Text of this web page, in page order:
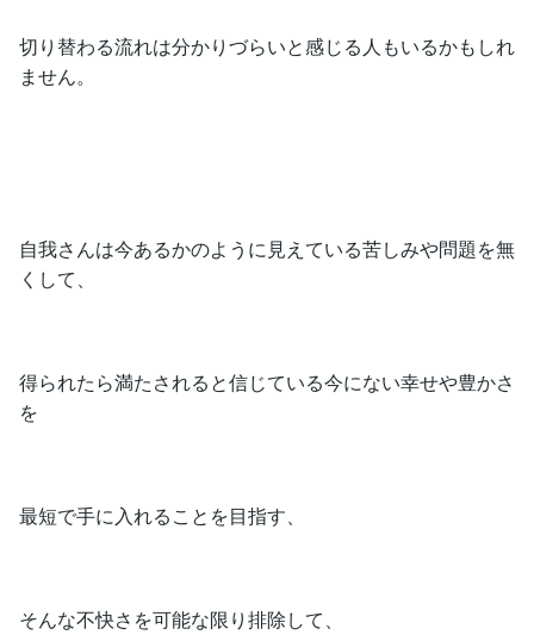
切り替わる流れは分かりづらいと感じる人もいるかもしれ
ません。
自我さんは今あるかのように見えている苦しみや問題を無
くして、
得られたら満たされると信じている今にない幸せや豊かさ
を
最短で手に入れることを目指す、
そんな不快さを可能な限り排除して、